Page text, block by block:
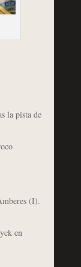
la pista de
(I).
en